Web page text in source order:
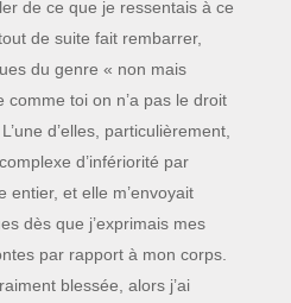
de ce que je ressentais à ce
de suite fait rembarrer,
du genre « non mais
comme toi on n’a pas le droit
d’elles, particulièrement,
d’infériorité par
entier, et elle m’envoyait
dès que j’exprimais mes
par rapport à mon corps.
blessée, alors j’ai